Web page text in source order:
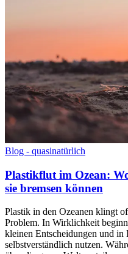
Blog - quasinatürlich
Plastikflut im Ozean:
sie bremsen können
Plastik in den Ozeanen klingt
Problem. In Wirklichkeit
kleinen Entscheidungen und
selbstverständlich nutzen.